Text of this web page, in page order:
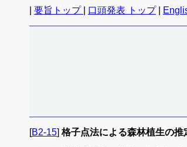
要旨トップ 口頭発表 トップ|
[B2-15] 格子点法による森林植生の推